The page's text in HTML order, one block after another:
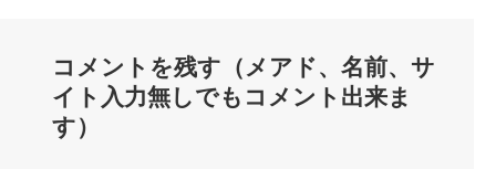
コメントを残す（メアド、名前、サ
イト入力無しでもコメント出来ま
す）